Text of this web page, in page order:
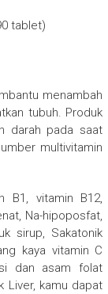
tablet)
menambah
tubuh. Produk
darah pada saat
multivitamin
B1, vitamin B12,
Na-hipoposfat,
sirup, Sakatonik
kaya vitamin C
dan asam folat
Liver, kamu dapat